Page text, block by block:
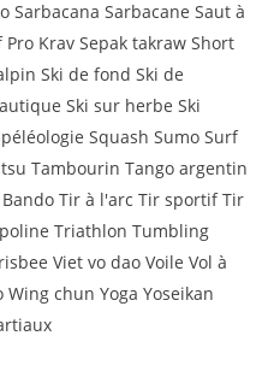
Sarbacana Sarbacane Saut à
Krav Sepak takraw Short
Ski de fond Ski de
Ski sur herbe Ski
Squash Sumo Surf
Tambourin Tango argentin
Tir à l'arc Tir sportif Tir
Triathlon Tumbling
Viet vo dao Voile Vol à
chun Yoga Yoseikan